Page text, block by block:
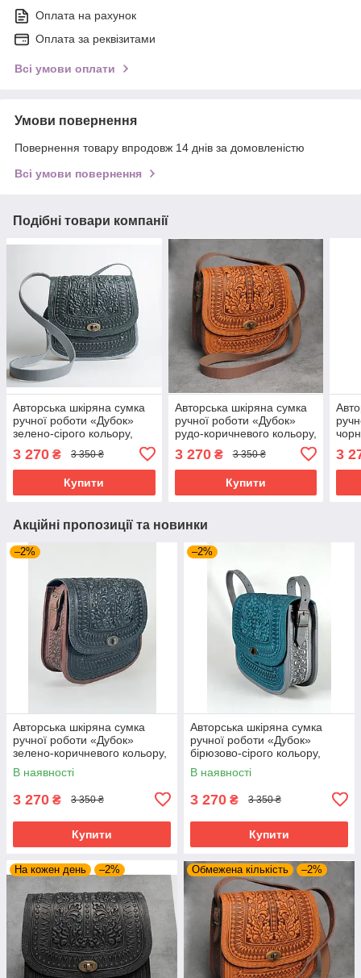
Оплата на рахунок
Оплата за реквізитами
Всі умови оплати
Умови повернення
Повернення товару впродовж 14 днів за домовленістю
Всі умови повернення
Подібні товари компанії
Авторська шкіряна сумка
ручної роботи «Дубок»
зелено-сірого кольору,
3 270 ₴ 3 350 ₴
Купити
Авторська шкіряна сумка
ручної роботи «Дубок»
рудо-коричневого кольору,
3 270₴ 3 350 ₴
Купити
3
Акційні пропозиції та новинки
–2%
Авторська шкіряна сумка
ручної роботи «Дубок»
зелено-коричневого кольору,
25×26×10 см
В наявності
3 270 ₴ 3 350 ₴
Купити
–2%
Авторська шкіряна сумка
ручної роботи «Дубок»
бірюзово-сірого кольору,
25×26×10 см
В наявності
3 270 ₴ 3 350 ₴
Купити
На кожен день –2% Обмежена кількість –2%